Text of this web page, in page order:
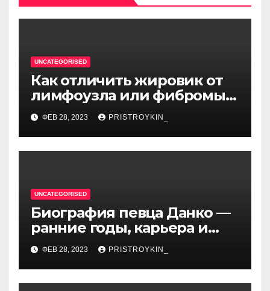
UNCATEGORISED
Как отличить жировик от
лимфоузла или фибромы
мягких тканей или
гемангиомы
ФЕВ 28, 2023 PRISTROYKIN_
UNCATEGORISED
Биография певца Данко —
ранние годы, карьера и
личная жизнь — все, что вы
хотели знать о
талантливом артисте
ФЕВ 28, 2023 PRISTROYKIN_